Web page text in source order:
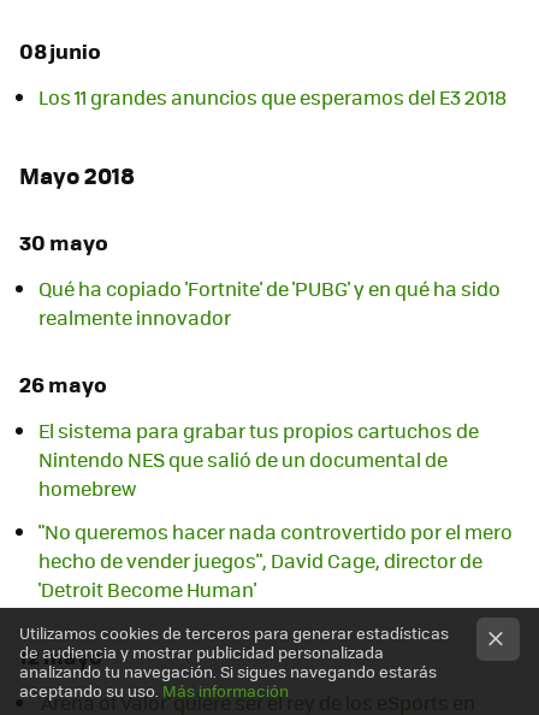
08 junio
Los 11 grandes anuncios que esperamos del E3 2018
Mayo 2018
30 mayo
Qué ha copiado 'Fortnite' de 'PUBG' y en qué ha sido
realmente innovador
26 mayo
El sistema para grabar tus propios cartuchos de
Nintendo NES que salió de un documental de
homebrew
"No queremos hacer nada controvertido por el mero
hecho de vender juegos", David Cage, director de
'Detroit Become Human'
12 mayo
'Arena of Valor' quiere ser el rey de los eSports en
Utilizamos cookies de terceros para generar estadísticas
de audiencia y mostrar publicidad personalizada
analizando tu navegación. Si sigues navegando estarás
aceptando su uso. Más información